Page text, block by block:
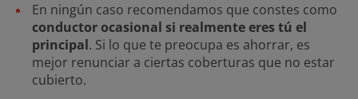
En ningún caso recomendamos que constes como
conductor ocasional si realmente eres tú el
principal. Si lo que te preocupa es ahorrar, es
mejor renunciar a ciertas coberturas que no estar
cubierto.